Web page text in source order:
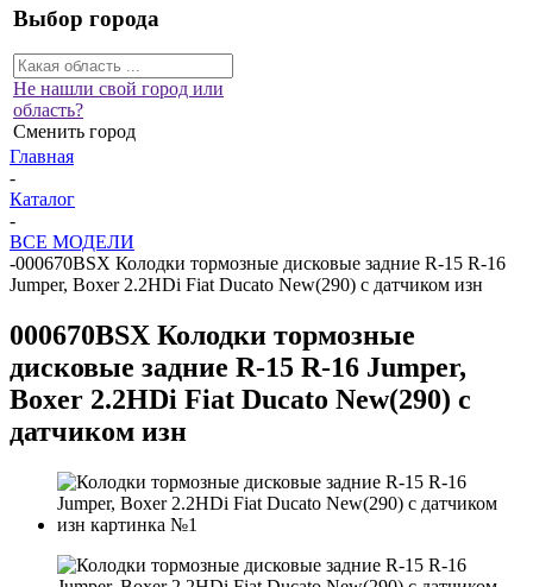
Выбор города
Не нашли свой город или
область?
Сменить город
Главная
-
Каталог
-
ВСЕ МОДЕЛИ
-000670BSX Колодки тормозные дисковые задние R-15 R-16
Jumper, Boxer 2.2HDi Fiat Ducato New(290) с датчиком изн
000670BSX Колодки тормозные
дисковые задние R-15 R-16 Jumper,
Boxer 2.2HDi Fiat Ducato New(290) с
датчиком изн